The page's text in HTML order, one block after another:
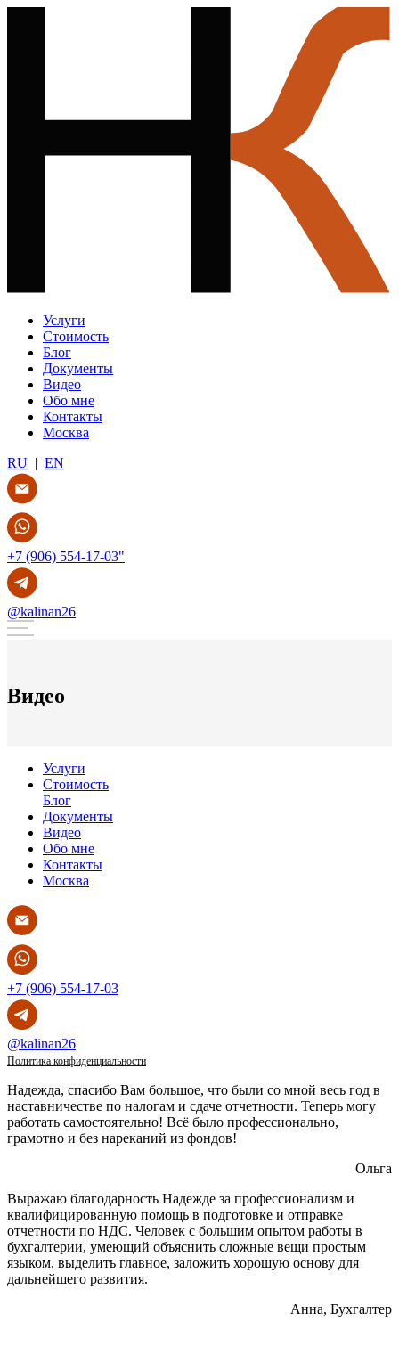
Услуги
Стоимость
Блог
Документы
Видео
Обо мне
Контакты
Москва
RU | EN
+7 (906) 554-17-03"
@kalinan26
Видео
Услуги
Стоимость
Блог
Документы
Видео
Обо мне
Контакты
Москва
+7 (906) 554-17-03
@kalinan26
Политика конфиденциальности
Надежда, спасибо Вам большое, что были со мной весь год в
наставничестве по налогам и сдаче отчетности. Теперь могу
работать самостоятельно! Всё было профессионально,
грамотно и без нареканий из фондов!
Ольга
Выражаю благодарность Надежде за профессионализм и
квалифицированную помощь в подготовке и отправке
отчетности по НДС. Человек с большим опытом работы в
бухгалтерии, умеющий объяснить сложные вещи простым
языком, выделить главное, заложить хорошую основу для
дальнейшего развития.
Анна, Бухгалтер